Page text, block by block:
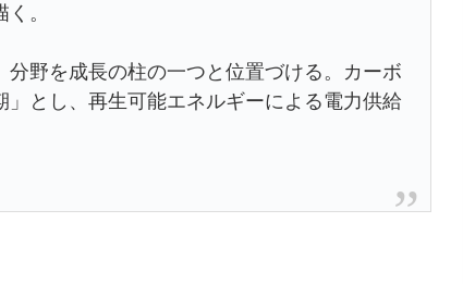
。
野を成長の柱の一つと位置づける。カーボ
とし、再生可能エネルギーによる電力供給